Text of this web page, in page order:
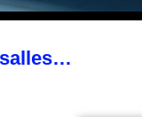
salles…